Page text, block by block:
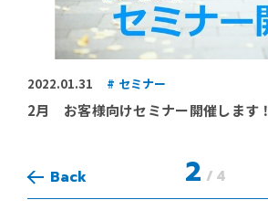
2022.01.31 セミナー
2月 お客様向けセミナー開催します！
Back 2 / 4